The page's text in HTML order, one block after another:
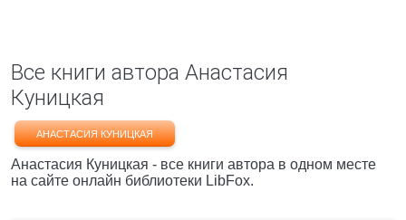
Все книги автора Анастасия
Куницкая
АНАСТАСИЯ КУНИЦКАЯ
Анастасия Куницкая - все книги автора в одном месте
на сайте онлайн библиотеки LibFox.